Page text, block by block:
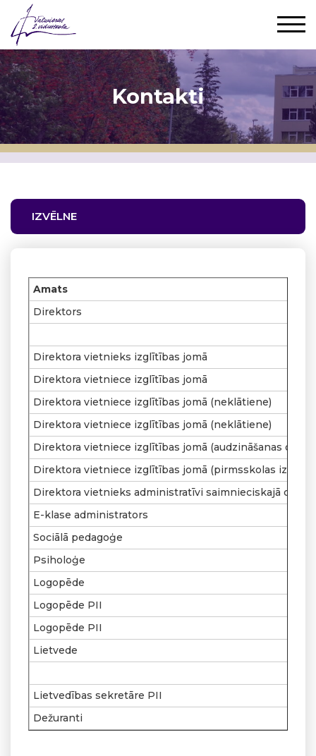
Kontakti
IZVĒLNE
Amats
Direktors
Direktora vietnieks izglītības jomā
Direktora vietniece izglītības jomā
Direktora vietniece izglītības jomā (neklātiene)
Direktora vietniece izglītības jomā (neklātiene)
Direktora vietniece izglītības jomā (audzināšanas darbs)
Direktora vietniece izglītības jomā (pirmsskolas
Direktora vietnieks administratīvi saimnieciskajā darbā
E-klase administrators
Sociālā pedagoģe
Psiholoģe
Logopēde
Logopēde PII
Logopēde PII
Lietvede
Lietvedības sekretāre PII
Dežuranti